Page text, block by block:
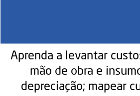
Aprenda a levantar
mão de obra e
depreciação; mapear